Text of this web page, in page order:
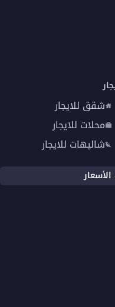
شقق للايجار
محلات للايجار
شاليهات للايجار